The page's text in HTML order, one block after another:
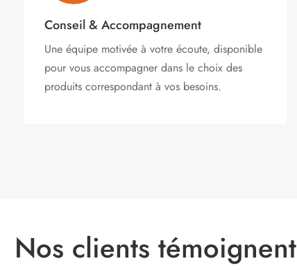
Conseil & Accompagnement
Une équipe motivée à votre écoute, disponible
pour vous accompagner dans le choix des
produits correspondant à vos besoins.
Nos clients témoignent